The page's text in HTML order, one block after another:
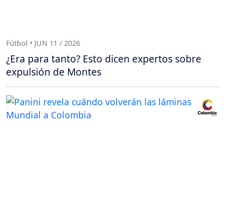
Fútbol • JUN 11 / 2026
¿Era para tanto? Esto dicen expertos sobre
expulsión de Montes